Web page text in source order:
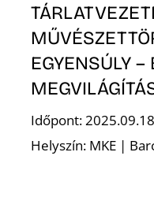
EGYENSÚLY
Időpont:
Helyszín: MKE |